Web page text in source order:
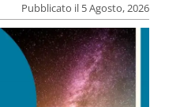
Pubblicato il 5 Agosto, 2026